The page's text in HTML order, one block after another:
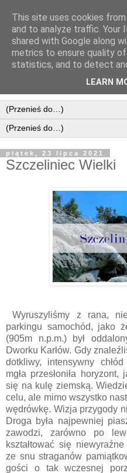
piątek, 23 lipca 2021
Szczeliniec Wielki
Wyruszyliśmy z rana,
parkingu samochód, jako
(905m n.p.m.) był
Dworku Karłów. Gdy
dotkliwy, intensywny
mgła przesłoniła
się na kulę ziemską.
celu, ale mimo wszystko
wędrówkę. Wizja przygody
Droga była najpewniej
zawodzi, zarówno po
kształtować się
ze snu straganów
gości o tak wczesnej
This site uses cookies
and to analyze traffic. Your
shared with Google along
metrics to ensure quality
statistics, and to detect
LEARN